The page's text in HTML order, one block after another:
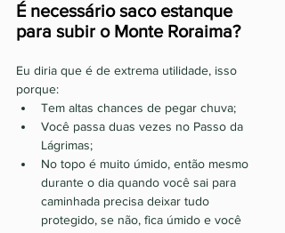
É necessário saco estanque
para subir o Monte Roraima?
Eu diria que é de extrema utilidade, isso
porque:
Tem altas chances de pegar chuva;
Você passa duas vezes no Passo da
Lágrimas;
No topo é muito úmido, então mesmo
durante o dia quando você sai para
caminhada precisa deixar tudo
protegido, se não, fica úmido e você